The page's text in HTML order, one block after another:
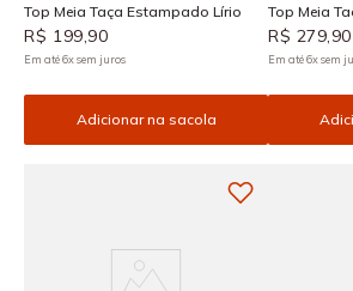
Top Meia Taça Estampado Lírio
R$ 199,90
Em até6xsem juros
Adicionar na sacola
Top Meia
R$ 279,90
Em até6xsem